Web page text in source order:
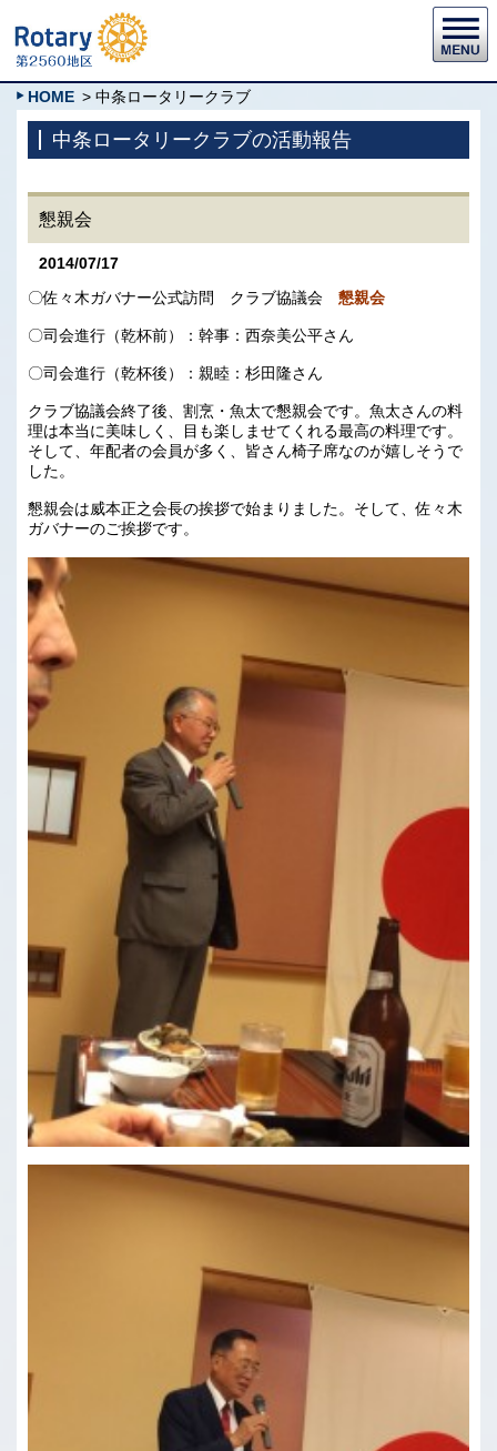
HOME > 中条ロータリークラブ
中条ロータリークラブの活動報告
懇親会
2014/07/17
〇佐々木ガバナー公式訪問 クラブ協議会 懇親会
〇司会進行（乾杯前）：幹事：西奈美公平さん
〇司会進行（乾杯後）：親睦：杉田隆さん
クラブ協議会終了後、割烹・魚太で懇親会です。魚太さんの料
理は本当に美味しく、目も楽しませてくれる最高の料理です。
そして、年配者の会員が多く、皆さん椅子席なのが嬉しそうで
した。
懇親会は威本正之会長の挨拶で始まりました。そして、佐々木
ガバナーのご挨拶です。